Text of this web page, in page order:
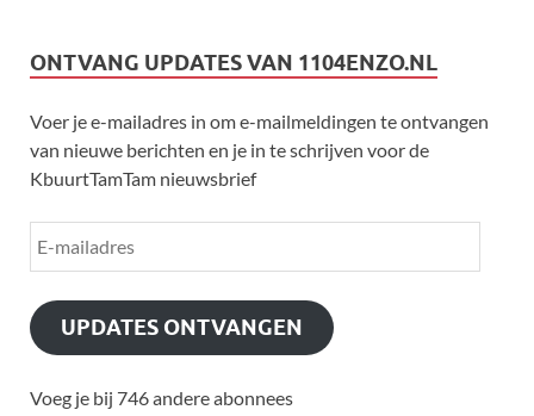
ONTVANG UPDATES VAN 1104ENZO.NL
Voer je e-mailadres in om e-mailmeldingen te ontvangen
van nieuwe berichten en je in te schrijven voor de
KbuurtTamTam nieuwsbrief
UPDATES ONTVANGEN
Voeg je bij 746 andere abonnees